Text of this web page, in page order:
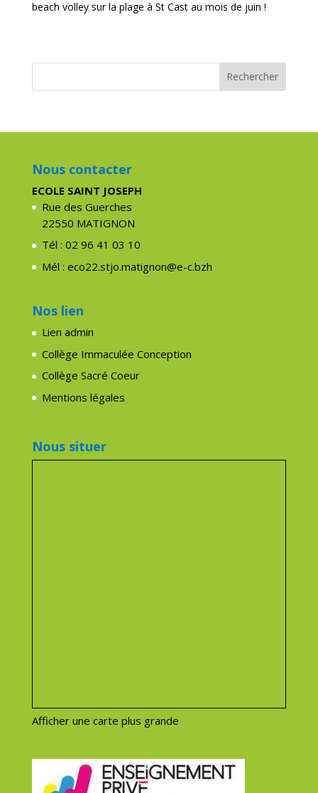
beach volley sur la plage à St Cast au mois de juin !
Nous contacter
ECOLE SAINT JOSEPH
Rue des Guerches
22550 MATIGNON
Tél : 02 96 41 03 10
Mél : eco22.stjo.matignon@e-c.bzh
Nos lien
Lien admin
Collège Immaculée Conception
Collège Sacré Coeur
Mentions légales
Nous situer
Afficher une carte plus grande